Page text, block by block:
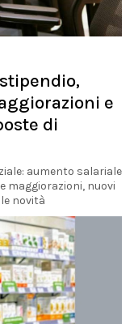
e
di
aumento salariale
maggiorazioni, nuovi
novità